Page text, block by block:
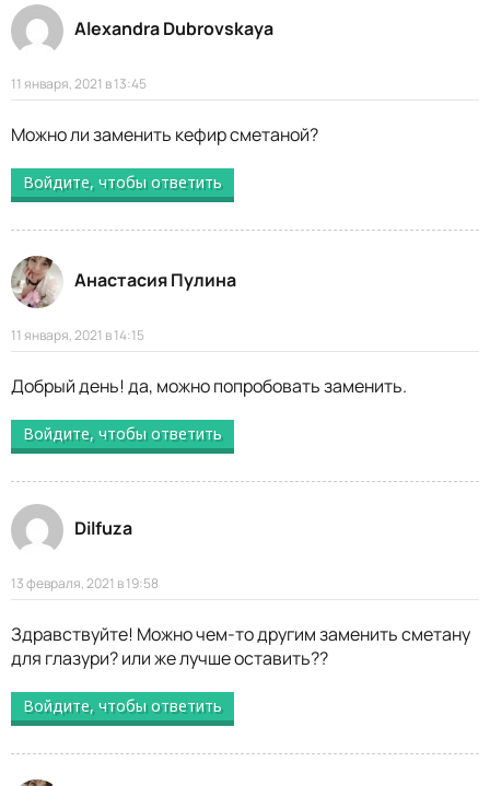
Alexandra Dubrovskaya
11 января, 2021 в 13:45
Можно ли заменить кефир сметаной?
Войдите, чтобы ответить
Анастасия Пулина
11 января, 2021 в 14:15
Добрый день! да, можно попробовать заменить.
Войдите, чтобы ответить
Dilfuza
13 февраля, 2021 в 19:58
Здравствуйте! Можно чем-то другим заменить сметану
для глазури? или же лучше оставить??
Войдите, чтобы ответить